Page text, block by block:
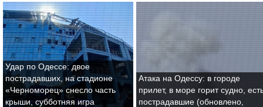
Удар по Одессе: двое
пострадавших, на стадионе
«Черноморец» снесло часть
крыши, субботняя игра
Атака на Одессу: в городе
прилет, в море горит судно,
пострадавшие (обновлено,